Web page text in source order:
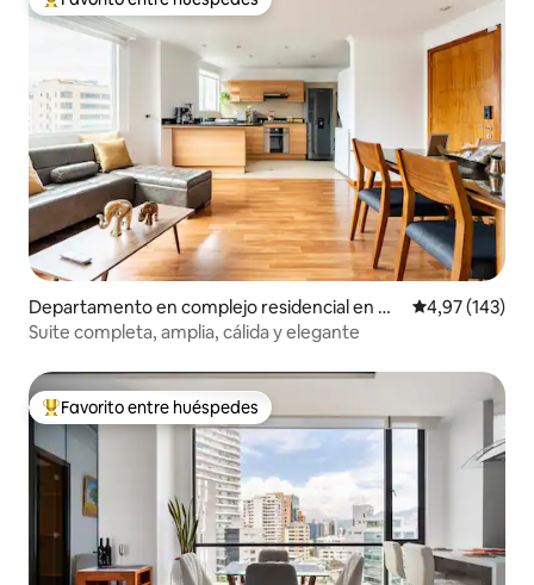
Favorito entre los huéspedes más destacados
Departamento en complejo residencial en Qu
ito
Calificación
4,97 (143)
Suite completa, amplia, cálida y elegante
Favorito entre los huéspedes más destacados
Favorito entre huéspedes